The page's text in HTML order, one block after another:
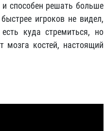
способен решать больше
игроков не видел,
куда стремиться, но
костей, настоящий